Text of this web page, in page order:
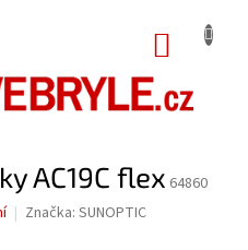
AC19C flex 64860
Značka: SUNOPTIC